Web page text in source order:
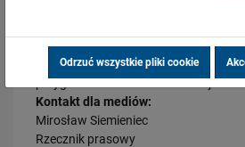
zawodowych, wyposażaniu pracowni
dydaktyczne oraz zatrudnianiu
charakterze wykładowców.
specjalności „kolejowej” znacznie
przygotowania do zawodu kolejarza.
Kontakt dla mediów:
Mirosław Siemieniec
Rzecznik prasowy
Odrzuć wszystkie pliki cookie